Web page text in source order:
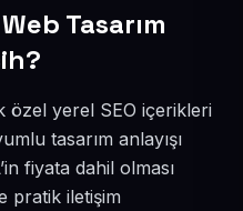
Tasarım
özel yerel SEO içerikleri
tasarım anlayışı
fiyata dahil olması
pratik iletişim